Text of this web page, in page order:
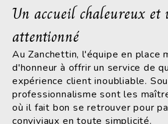
Un accueil chaleureux et
attentionné
Au Zanchettin, l'équipe en place
d'honneur à offrir un service de
expérience client inoubliable.
professionnalisme sont les
où il fait bon se retrouver pour
conviviaux en toute simplicité.